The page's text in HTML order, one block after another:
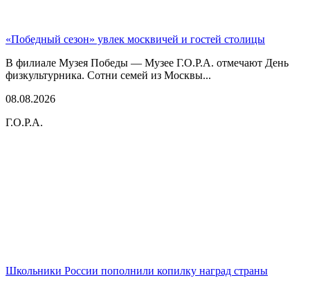
«Победный сезон» увлек москвичей и гостей столицы
В филиале Музея Победы — Музее Г.О.Р.А. отмечают День
физкультурника. Сотни семей из Москвы...
08.08.2026
Г.О.Р.А.
Школьники России пополнили копилку наград страны